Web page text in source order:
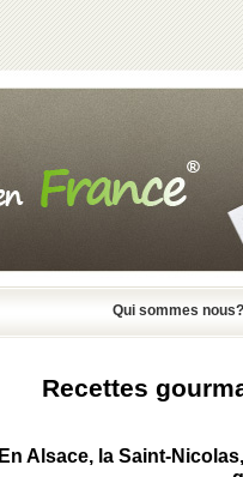
Qui sommes nous?
Recettes
EnAlsace, laSaint-Nicolas